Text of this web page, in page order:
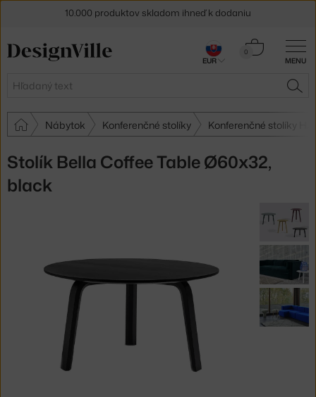
MENU
Hľadať
0
Košík
Nábytok Konferenčné stolíky Konferenčné stolíky
Stolík Bella Coffee Table Ø60x32,
black
10.000 produktov skladom ihneď k dodaniu
30 dní na vrátenie tovaru
EUR